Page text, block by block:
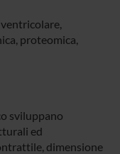
proteomica,
sviluppano
ed
dimensione